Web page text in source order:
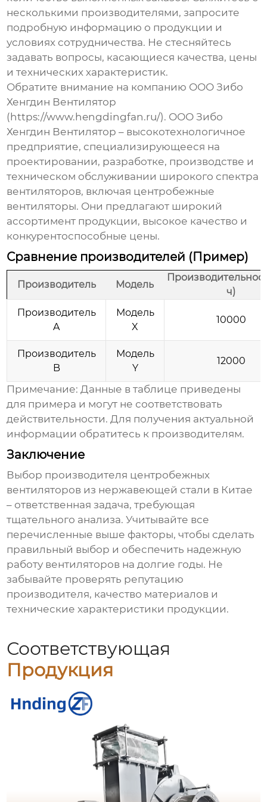
несколькими производителями, запросите
подробную информацию о продукции и
условиях сотрудничества. Не стесняйтесь
задавать вопросы, касающиеся качества, цены
и технических характеристик.
Обратите внимание на компанию ООО Зибо
Хенгдин Вентилятор
( https://www.hengdingfan.ru/). ООО Зибо
Хенгдин Вентилятор – высокотехнологичное
предприятие, специализирующееся на
проектировании, разработке, производстве и
техническом обслуживании широкого спектра
вентиляторов, включая центробежные
вентиляторы. Они предлагают широкий
ассортимент продукции, высокое качество и
конкурентоспособные цены.
Сравнение производителей (Пример)
Производитель Модель
ч)
Производитель
A
Модель
X
10000
Производитель
B
Модель
Y
12000
Примечание: Данные в таблице приведены
для примера и могут не соответствовать
действительности. Для получения актуальной
информации обратитесь к производителям.
Заключение
Выбор производителя центробежных
вентиляторов из нержавеющей стали в Китае
– ответственная задача, требующая
тщательного анализа. Учитывайте все
перечисленные выше факторы, чтобы сделать
правильный выбор и обеспечить надежную
работу вентиляторов на долгие годы. Не
забывайте проверять репутацию
производителя, качество материалов и
технические характеристики продукции.
Соответствующая
Продукция